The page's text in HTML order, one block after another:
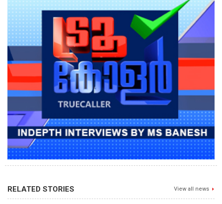
RELATED STORIES View all news